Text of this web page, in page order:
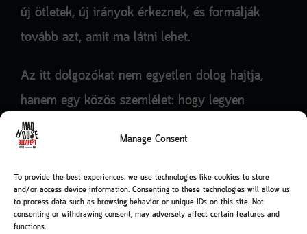
Manage Consent
To provide the best experiences, we use technologies like cookies to store
and/or access device information. Consenting to these technologies will allow us
to process data such as browsing behavior or unique IDs on this site. Not
consenting or withdrawing consent, may adversely affect certain features and
functions.
új ötletek, új irányok érkeznek, és formálják
tovább azt, amit ma látni lehet.
Az itt dolgozókat nem egyetlen dolog hajtja,
hanem egy közös szemlélet: hogy legyen
értelme annak, amit csinálnak.
Hogy az alapanyagokhoz tisztelettel nyúljanak.
Hogy a részletek számítsanak.
És hogy minden, ami kikerül a konyhából vagy a
bárból, valódi legyen.